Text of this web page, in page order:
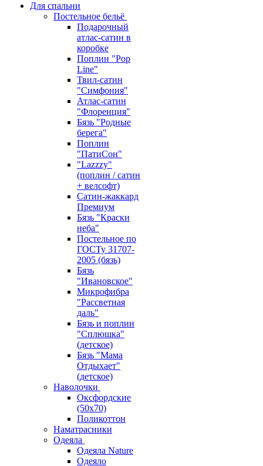
Для спальни
Постельное бельё
Подарочный
атлас-сатин в
коробке
Поплин "Pop
Line"
Твил-сатин
"Симфония"
Атлас-сатин
"Флоренция"
Бязь "Родные
берега"
Поплин
"ПатиСон"
"Lazzzy"
(поплин / сатин
+ велсофт)
Сатин-жаккард
Премиум
Бязь "Краски
неба"
Постельное по
ГОСТу 31707-
2005 (бязь)
Бязь
"Ивановское"
Микрофибра
"Рассветная
даль"
Бязь и поплин
"Сплюшка"
(детское)
Бязь "Мама
Отдыхает"
(детское)
Наволочки
Оксфордские
(50х70)
Поликоттон
Наматрасники
Одеяла
Одеяла Nature
Одеяло